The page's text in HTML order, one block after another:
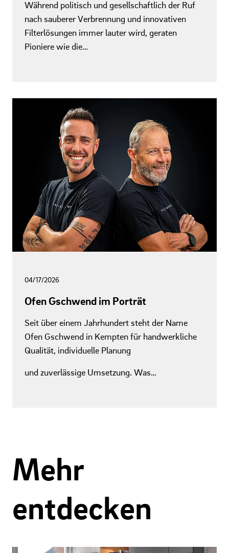
Während politisch und gesellschaftlich der Ruf
nach sauberer Verbrennung und innovativen
Filterlösungen immer lauter wird, geraten
Pioniere wie die…
04/17/2026
Ofen Gschwend im Porträt
Seit über einem Jahrhundert steht der Name
Ofen Gschwend in Kempten für handwerkliche
Qualität, individuelle Planung
und zuverlässige Umsetzung. Was…
Mehr
entdecken